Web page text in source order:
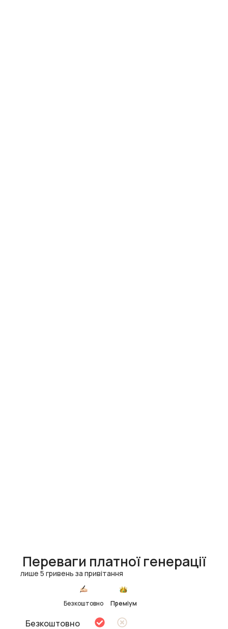
Переваги платної генерації
лише 5 гривень за привітання
Безкоштовно Преміум
Безкоштовно